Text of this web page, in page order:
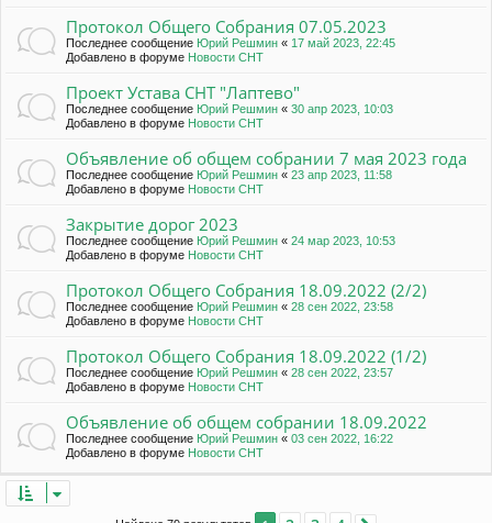
Протокол Общего Собрания 07.05.2023
Последнее сообщение Юрий Решмин « 17 май 2023, 22:45
Добавлено в форуме Новости СНТ
Проект Устава СНТ "Лаптево"
Последнее сообщение Юрий Решмин « 30 апр 2023, 10:03
Добавлено в форуме Новости СНТ
Объявление об общем собрании 7 мая 2023 года
Последнее сообщение Юрий Решмин « 23 апр 2023, 11:58
Добавлено в форуме Новости СНТ
Закрытие дорог 2023
Последнее сообщение Юрий Решмин « 24 мар 2023, 10:53
Добавлено в форуме Новости СНТ
Протокол Общего Собрания 18.09.2022 (2/2)
Последнее сообщение Юрий Решмин « 28 сен 2022, 23:58
Добавлено в форуме Новости СНТ
Протокол Общего Собрания 18.09.2022 (1/2)
Последнее сообщение Юрий Решмин « 28 сен 2022, 23:57
Добавлено в форуме Новости СНТ
Объявление об общем собрании 18.09.2022
Последнее сообщение Юрий Решмин « 03 сен 2022, 16:22
Добавлено в форуме Новости СНТ